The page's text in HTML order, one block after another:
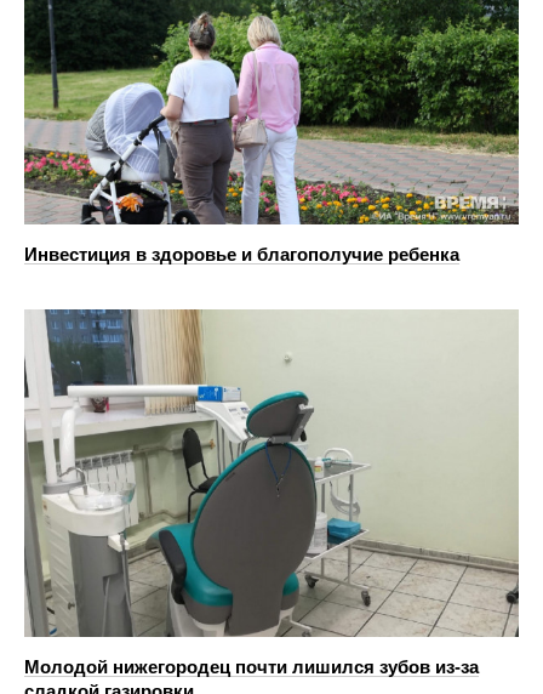
Инвестиция в здоровье и благополучие ребенка
Молодой нижегородец почти лишился зубов из-за